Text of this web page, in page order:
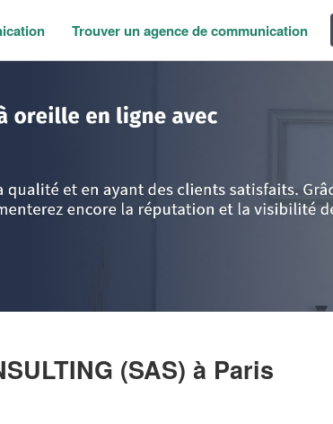
Trouver un agence de communication
(SAS) à Paris